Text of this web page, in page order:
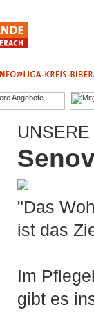
"Das
ist das
Im
gibt es